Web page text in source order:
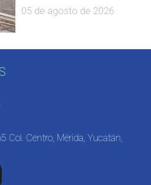
05 de agosto de 2026
Col. Centro, Mérida, Yucatán,